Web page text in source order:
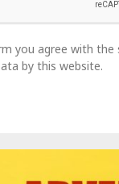
you agree with the
by this website.